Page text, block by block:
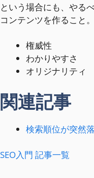
という場合にも、やる
コンテンツを作ること。
権威性
わかりやすさ
オリジナリティ
関連記事
検索順位が突然
SEO入門 記事一覧